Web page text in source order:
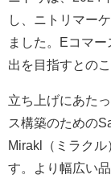
し、ニトリマー
ました。Eコマ
出を目指すとのこ
立ち上げにあた
ス構築のための
Mirakl（ミラク
す。より幅広い